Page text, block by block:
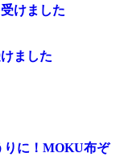
けました
ました
りに！MOKU布ぞ